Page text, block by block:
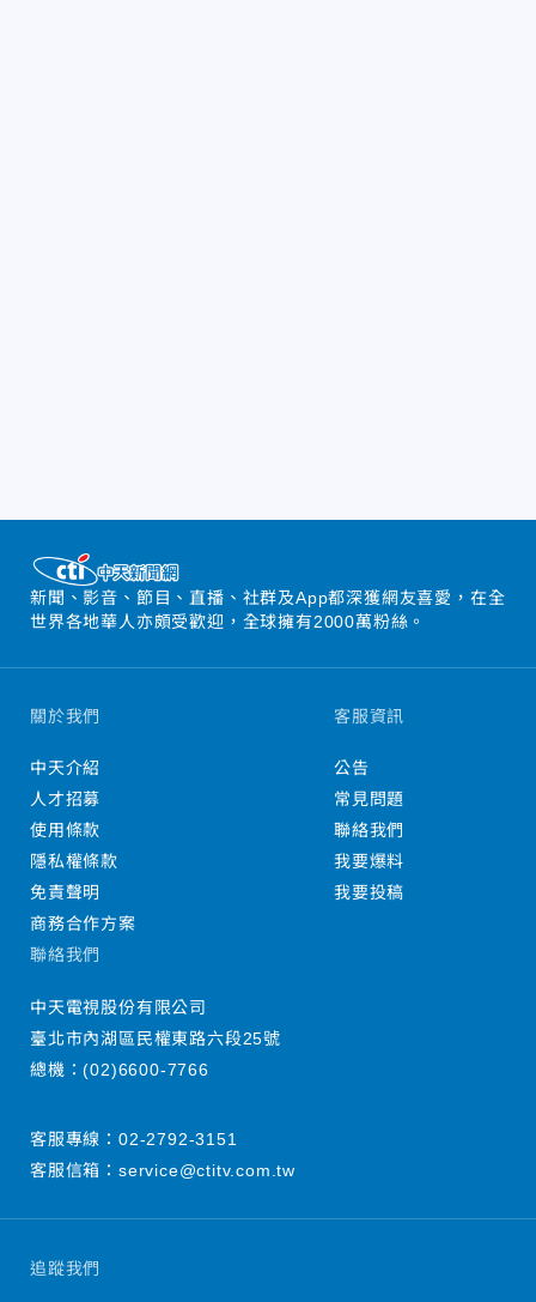
新聞、影音、節目、直播、社群及App都深獲網友喜愛，在全
世界各地華人亦頗受歡迎，全球擁有2000萬粉絲。
追蹤我們
關於我們
中天介紹
人才招募
使用條款
隱私權條款
免責聲明
商務合作方案
客服資訊
公告
常見問題
聯絡我們
我要爆料
我要投稿
聯絡我們
中天電視股份有限公司
臺北市內湖區民權東路六段25號
總機：(02)6600-7766
客服專線： 02-2792-3151
客服信箱： service@ctitv.com.tw